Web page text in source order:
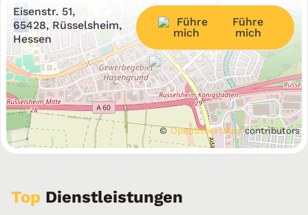
+
−
©OpenStreetMapcontributors
Eisenstr. 51,
65428, Rüsselsheim,
Hessen
Führe
mich
Top Dienstleistungen